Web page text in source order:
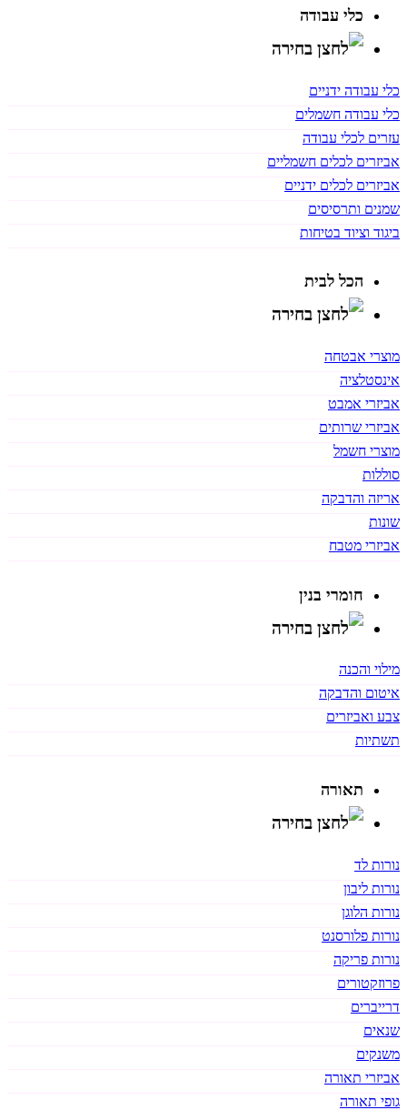
כלי עבודה
כלי עבודה ידניים
כלי עבודה חשמלים
עזרים לכלי עבודה
אביזרים לכלים חשמליים
אביזרים לכלים ידניים
שמנים ותרסיסים
ביגוד וציוד בטיחות
הכל לבית
מוצרי אבטחה
אינסטלציה
אביזרי אמבט
אביזרי שרותים
מוצרי חשמל
סוללות
אריזה והדבקה
שונות
אביזרי מטבח
חומרי בנין
מילוי והכנה
איטום והדבקה
צבע ואביזרים
תשתיות
תאורה
נורות לד
נורות ליבון
נורות הלוגן
נורות פלורסנט
נורות פריקה
פרוזקטורים
דרייברים
שנאים
משנקים
אביזרי תאורה
גופי תאורה